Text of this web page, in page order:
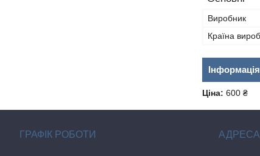
Виробник
Країна
Ціна: 600 ₴
ГРАФІК РОБОТИ